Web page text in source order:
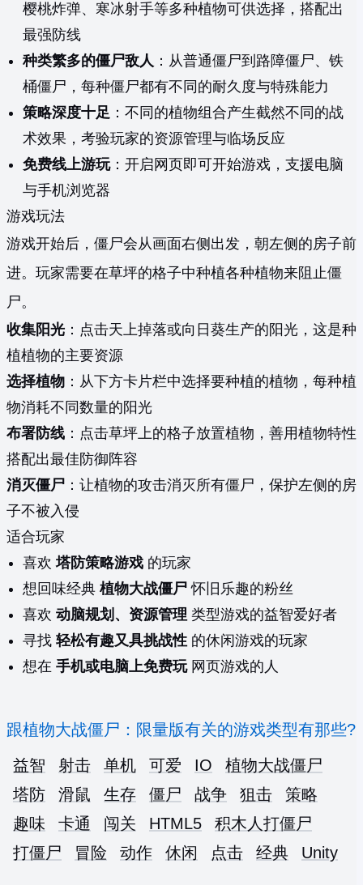
樱桃炸弹、寒冰射手等多种植物可供选择，搭配出
最强防线
种类繁多的僵尸敌人 ：从普通僵尸到路障僵尸、铁
桶僵尸，每种僵尸都有不同的耐久度与特殊能力
策略深度十足 ：不同的植物组合产生截然不同的战
术效果，考验玩家的资源管理与临场反应
免费线上游玩：开启网页即可开始游戏，支援电脑
与手机浏览器
游戏玩法
游戏开始后，僵尸会从画面右侧出发，朝左侧的房子前
进。玩家需要在草坪的格子中种植各种植物来阻止僵
尸。
收集阳光 ：点击天上掉落或向日葵生产的阳光，这是种
植植物的主要资源
选择植物 ：从下方卡片栏中选择要种植的植物，每种植
物消耗不同数量的阳光
布署防线 ：点击草坪上的格子放置植物，善用植物特性
搭配出最佳防御阵容
消灭僵尸 ：让植物的攻击消灭所有僵尸，保护左侧的房
子不被入侵
适合玩家
喜欢塔防策略游戏 的玩家
想回味经典 植物大战僵尸 怀旧乐趣的粉丝
喜欢 动脑规划、资源管理 类型游戏的益智爱好者
寻找 轻松有趣又具挑战性 的休闲游戏的玩家
想在 手机或电脑上免费玩网页游戏的人
跟植物大战僵尸：限量版有关的游戏类型有那些?
益智
射击 单机 可爱 IO
植物大战僵尸
塔防
滑鼠 生存 僵尸 战争 狙击
策略
趣味
卡通 闯关 HTML5
积木人打僵尸
打僵尸
冒险 动作 休闲 点击 经典 Unity